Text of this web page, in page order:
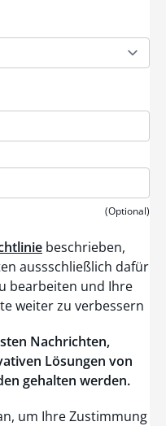
(Optional)
beschrieben,
aussschließlich dafür
bearbeiten und Ihre
weiter zu verbessern
Nachrichten,
Lösungen von
gehalten werden.
um Ihre Zustimmung